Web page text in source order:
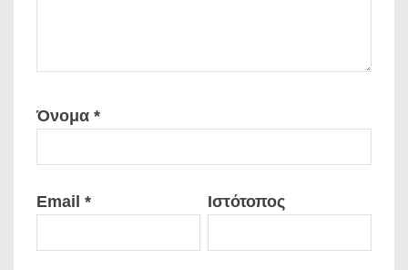
Όνομα *
Email * Ιστότοπος